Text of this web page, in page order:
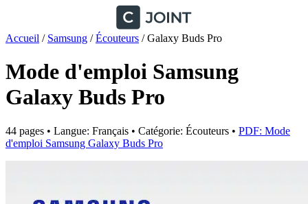
Accueil / Samsung / Écouteurs / Galaxy Buds Pro
Mode d'emploi Samsung
Galaxy Buds Pro
44 pages • Langue: Français • Catégorie: Écouteurs • PDF: Mode
d'emploi Samsung Galaxy Buds Pro